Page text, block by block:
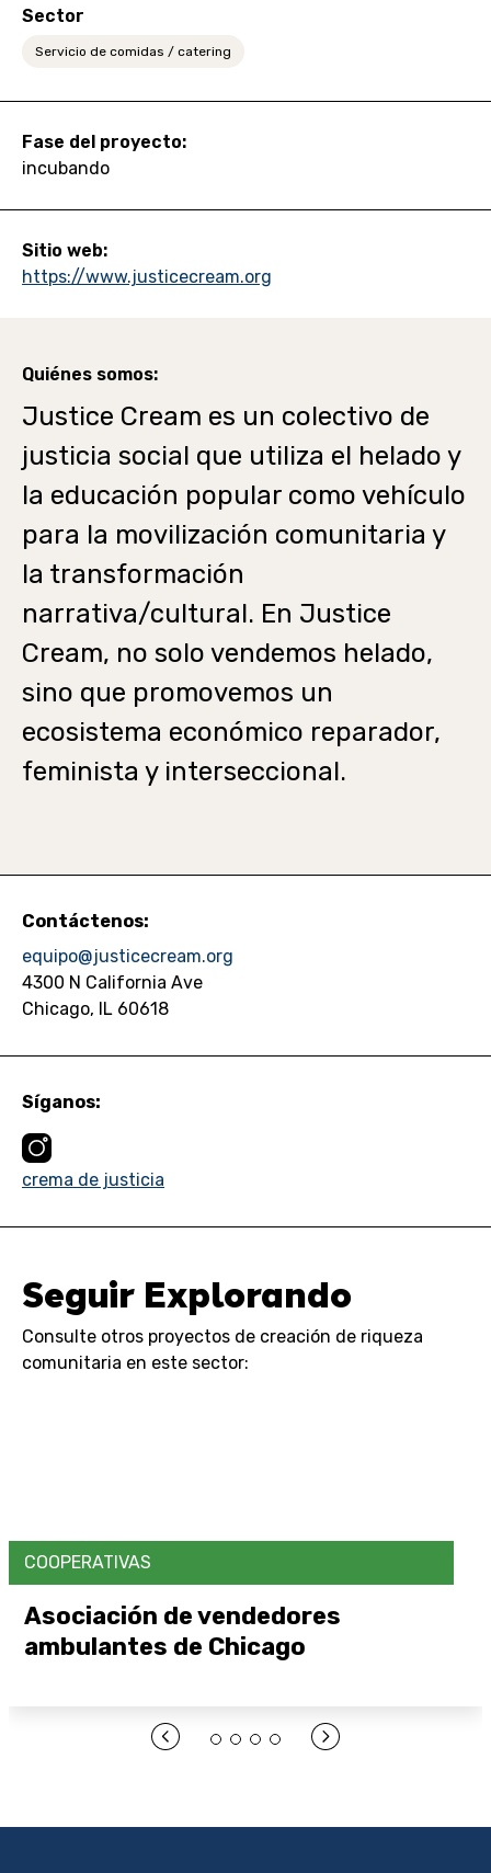
Sector
Servicio de comidas / catering
Fase del proyecto:
incubando
Sitio web:
https://www.justicecream.org
Quiénes somos:
Justice Cream es un colectivo de
justicia social que utiliza el helado y
la educación popular como vehículo
para la movilización comunitaria y
la transformación
narrativa/cultural. En Justice
Cream, no solo vendemos helado,
sino que promovemos un
ecosistema económico reparador,
feminista y interseccional.
Contáctenos:
equipo@justicecream.org
4300 N California Ave
Chicago, IL 60618
Síganos:
crema de justicia
Seguir Explorando
Consulte otros proyectos de creación de riqueza
comunitaria en este sector:
COOPERATIVAS
Asociación de vendedores
ambulantes de Chicago